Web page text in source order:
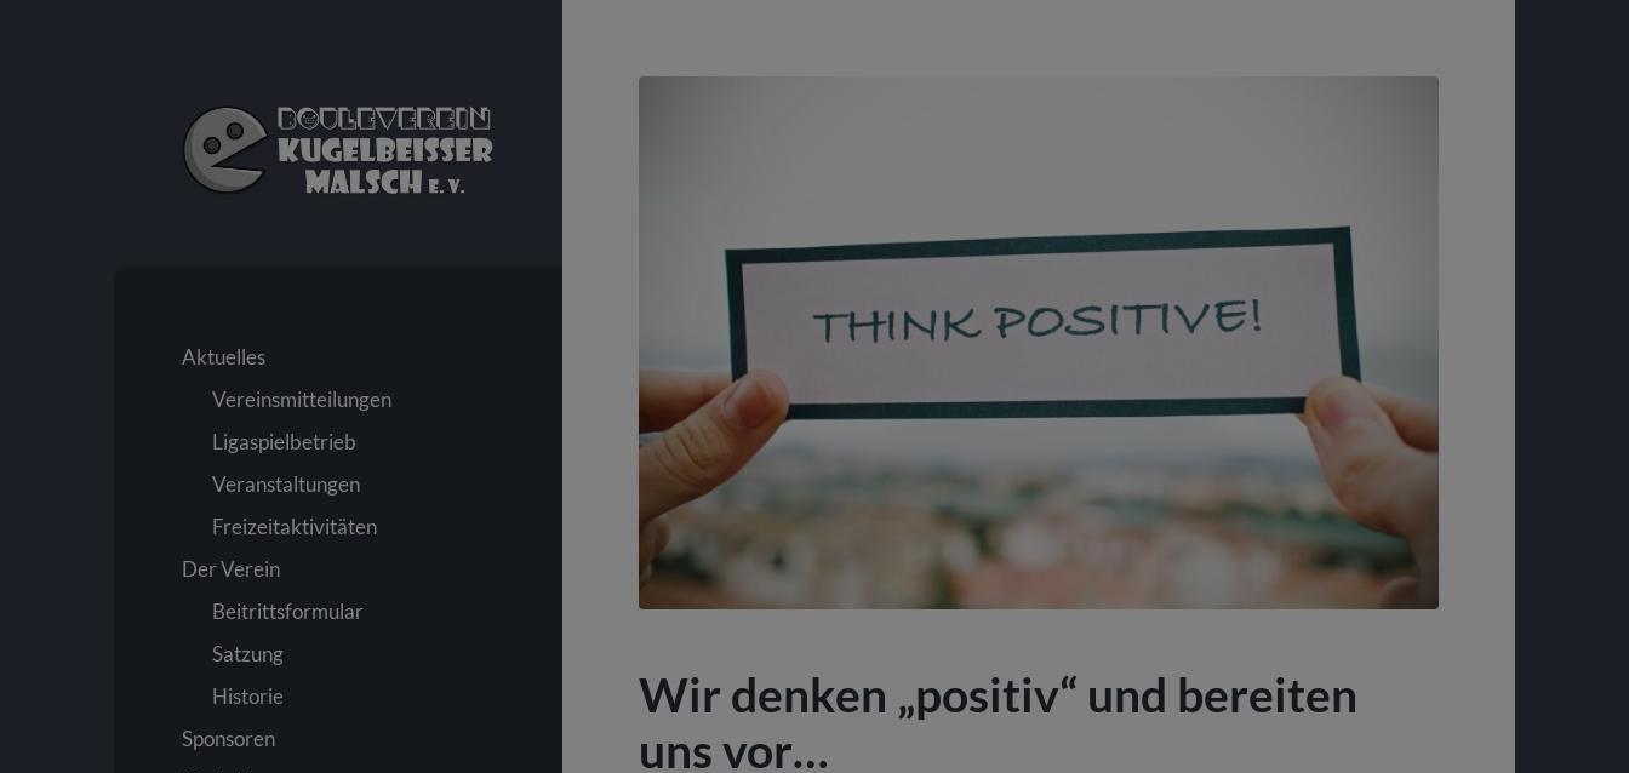
Aktuelles
Vereinsmitteilungen
Ligaspielbetrieb
Veranstaltungen
Freizeitaktivitäten
Der Verein
Beitrittsformular
Satzung
Historie
Sponsoren
Wir denken „positiv“ und bereiten
uns vor…